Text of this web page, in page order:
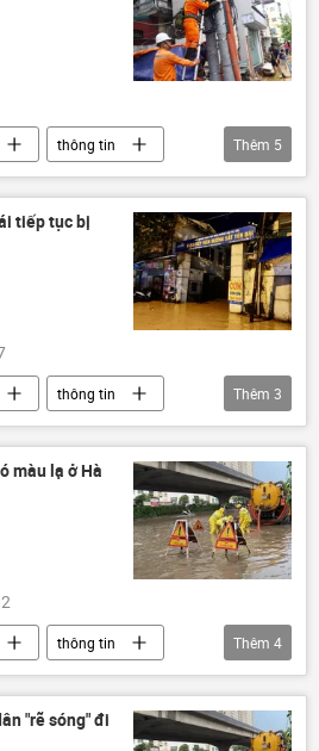
thông tin
tai kinh hoàng ở Việt Nam
Thêm 5
tiếp tục bị
thông tin
sông Hồng
Thêm 3
màu lạ ở Hà
thông tin
tai kinh hoàng ở Việt Nam
mưa
Thêm 4
"rẽ sóng" đi